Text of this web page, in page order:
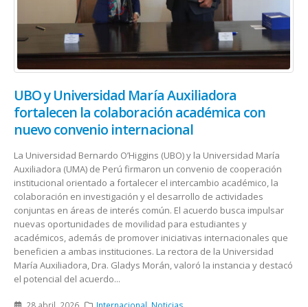
UBO y Universidad María Auxiliadora
fortalecen la colaboración académica con
nuevo convenio internacional
La Universidad Bernardo O’Higgins (UBO) y la Universidad María
Auxiliadora (UMA) de Perú firmaron un convenio de cooperación
institucional orientado a fortalecer el intercambio académico, la
colaboración en investigación y el desarrollo de actividades
conjuntas en áreas de interés común. El acuerdo busca impulsar
nuevas oportunidades de movilidad para estudiantes y
académicos, además de promover iniciativas internacionales que
beneficien a ambas instituciones. La rectora de la Universidad
María Auxiliadora, Dra. Gladys Morán, valoró la instancia y destacó
el potencial del acuerdo...